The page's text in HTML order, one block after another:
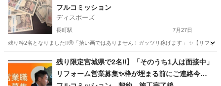
フルコミッション
ディスポーズ
長町駅 7月27日
残り枠2名となりました‼︎🥹「拾い画ではありません！ガッツリ稼げます」 ✨【リフ
長町駅 営業 やる気
残り限定宮城県で2名‼︎】「そのうち1人は面接中」
リフォーム営業募集✨枠が埋まる前にご連絡今す